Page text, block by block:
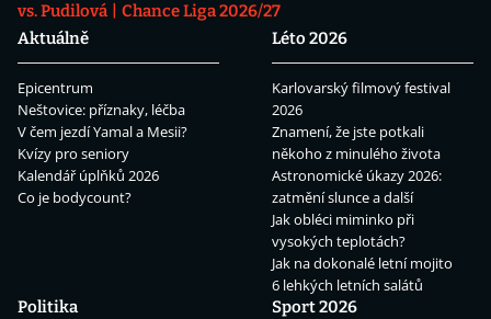
vs. Pudilová
Chance Liga 2026/27
Aktuálně
Epicentrum
Neštovice: příznaky, léčba
V čem jezdí Yamal a Mesii?
Kvízy pro seniory
Kalendář úplňků 2026
Co je bodycount?
Léto 2026
Karlovarský filmový festival
2026
Znamení, že jste potkali
někoho z minulého života
Astronomické úkazy 2026:
zatmění slunce a další
Jak obléci miminko při
vysokých teplotách?
Jak na dokonalé letní mojito
6 lehkých letních salátů
Politika
Sport 2026